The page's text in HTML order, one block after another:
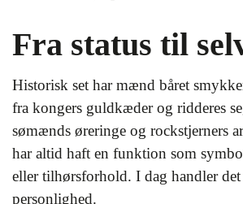
Fra status til
Historisk set har mænd båret
fra kongers guldkæder og ridderes
sømænds øreringe og rockstjerners
har altid haft en funktion som
eller tilhørsforhold. I dag handler
personlighed.